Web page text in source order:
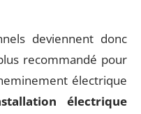
deviennent donc
recommandé pour
électrique
électrique